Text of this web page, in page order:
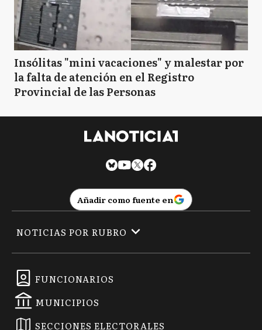
Insólitas "mini vacaciones" y malestar por
la falta de atención en el Registro
Provincial de las Personas
Añadir como fuente en
FUNCIONARIOS
MUNICIPIOS
SECCIONES ELECTORALES
NOTICIAS POR RUBRO